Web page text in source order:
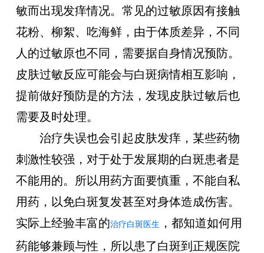
敏而出现发痒情况。常见的过敏原因有接触
花粉、柳絮、吃海鲜，由于体质差异，不同
人的过敏原也不同，需要据自身情况预防。
皮肤过敏反应可能会与白斑病情相互影响，
提前做好预防是的方法，发现皮肤过敏后也
需要及时处理。
治疗失误也会引起皮肤发痒，某些药物
刺激性较强，对于处于发展期的白斑患者是
不能用的。所以用药方面要慎重，不能自私
用药，以免白斑复发甚至对身体造成伤害。
实际上经验丰富的治疗白斑医生
，都知道如何用
药能够兼顾与性，所以患了白斑到正规医院